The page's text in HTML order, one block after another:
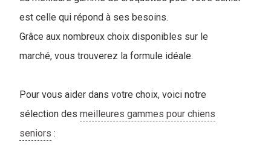
est celle qui répond à ses besoins.
Grâce aux nombreux choix disponibles sur le
marché, vous trouverez la formule idéale.
Pour vous aider dans votre choix, voici notre
sélection des meilleures gammes pour chiens
seniors :